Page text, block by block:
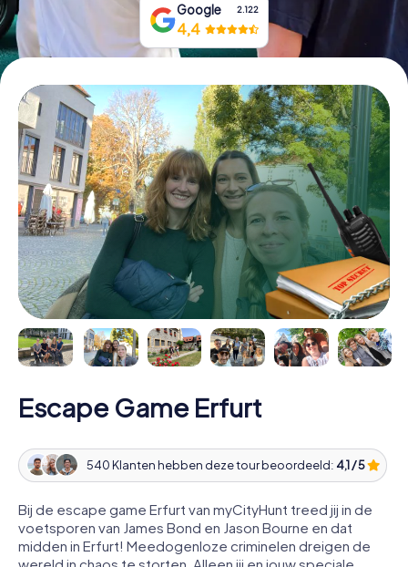
Google 2.122
4,4
Escape Game Erfurt
540 Klanten hebben deze tour beoordeeld: 4,1 / 5
Bij de escape game Erfurt van myCityHunt treed jij in de
voetsporen van James Bond en Jason Bourne en dat
midden in Erfurt! Meedogenloze criminelen dreigen de
wereld in chaos te storten. Alleen jij en jouw speciale